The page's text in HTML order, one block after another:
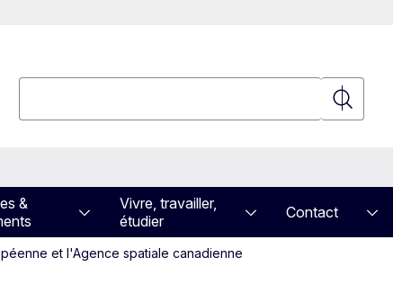
&
Vivre, travailler,
étudier
Contact
et l'Agence spatiale canadienne